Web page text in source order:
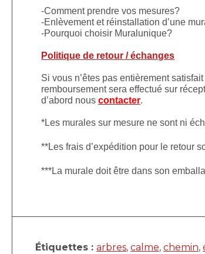
-Comment prendre vos mesures?
-Enlèvement et réinstallation d’une
-Pourquoi choisir Muralunique?
Politique de retour / échanges
Si vous n’êtes pas entièrement
remboursement sera effectué sur
d’abord nouscontacter.
*Les murales sur mesure ne sont ni
**Les frais d’expédition pour le retour
***La murale doit être dans son
Étiquettes :arbres,calme,chemin,